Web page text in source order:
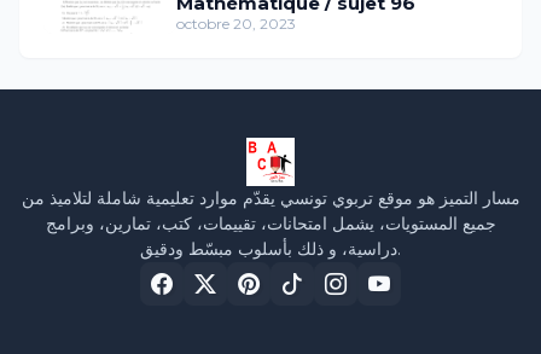
octobre 20, 2023
مسار التميز هو موقع تربوي تونسي يقدّم موارد تعليمية شاملة لتلاميذ من
جميع المستويات، يشمل امتحانات، تقييمات، كتب، تمارين، وبرامج
دراسية، و ذلك بأسلوب مبسّط ودقيق.